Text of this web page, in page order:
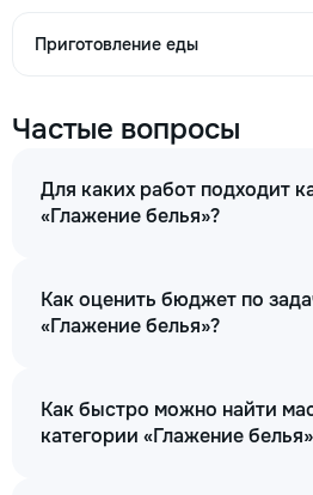
Приготовление еды
Частые вопросы
Для каких работ подходит
«Глажение белья»?
Как оценить бюджет по
«Глажение белья»?
Как быстро можно найти
категории «Глажение